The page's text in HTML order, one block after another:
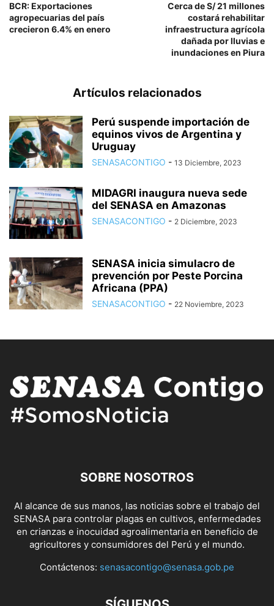
BCR: Exportaciones
agropecuarias del país
crecieron 6.4% en enero
Cerca de S/ 21 millones
costará rehabilitar
infraestructura agrícola
dañada por lluvias e
inundaciones en Piura
Artículos relacionados
Perú suspende importación de
equinos vivos de Argentina y
Uruguay
SENASACONTIGO - 13 Diciembre, 2023
MIDAGRI inaugura nueva sede
del SENASA en Amazonas
SENASACONTIGO - 2 Diciembre, 2023
SENASA inicia simulacro de
prevención por Peste Porcina
Africana (PPA)
SENASACONTIGO - 22 Noviembre, 2023
SOBRE NOSOTROS
Al alcance de sus manos, las noticias sobre el trabajo del
SENASA para controlar plagas en cultivos, enfermedades
en crianzas e inocuidad agroalimentaria en beneficio de
agricultores y consumidores del Perú y el mundo.
Contáctenos: senasacontigo@senasa.gob.pe